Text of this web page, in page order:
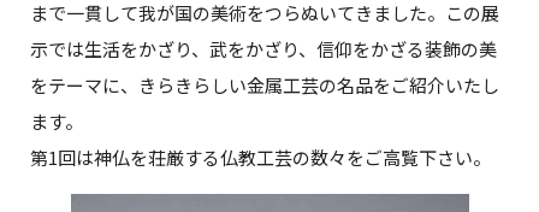
まで一貫して我が国の美術をつらぬいてきました。この展
示では生活をかざり、武をかざり、信仰をかざる装飾の美
をテーマに、きらきらしい金属工芸の名品をご紹介いたし
ます。
第1回は神仏を荘厳する仏教工芸の数々をご高覧下さい。